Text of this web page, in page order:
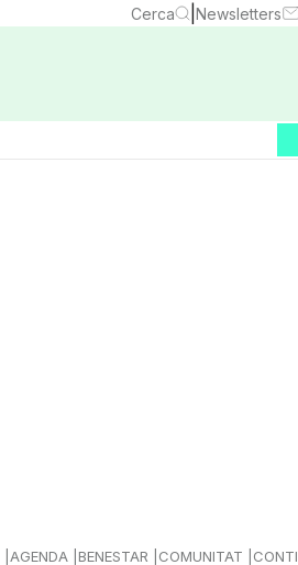
Cerca Newsletters
AGENDA BENESTAR COMUNITAT